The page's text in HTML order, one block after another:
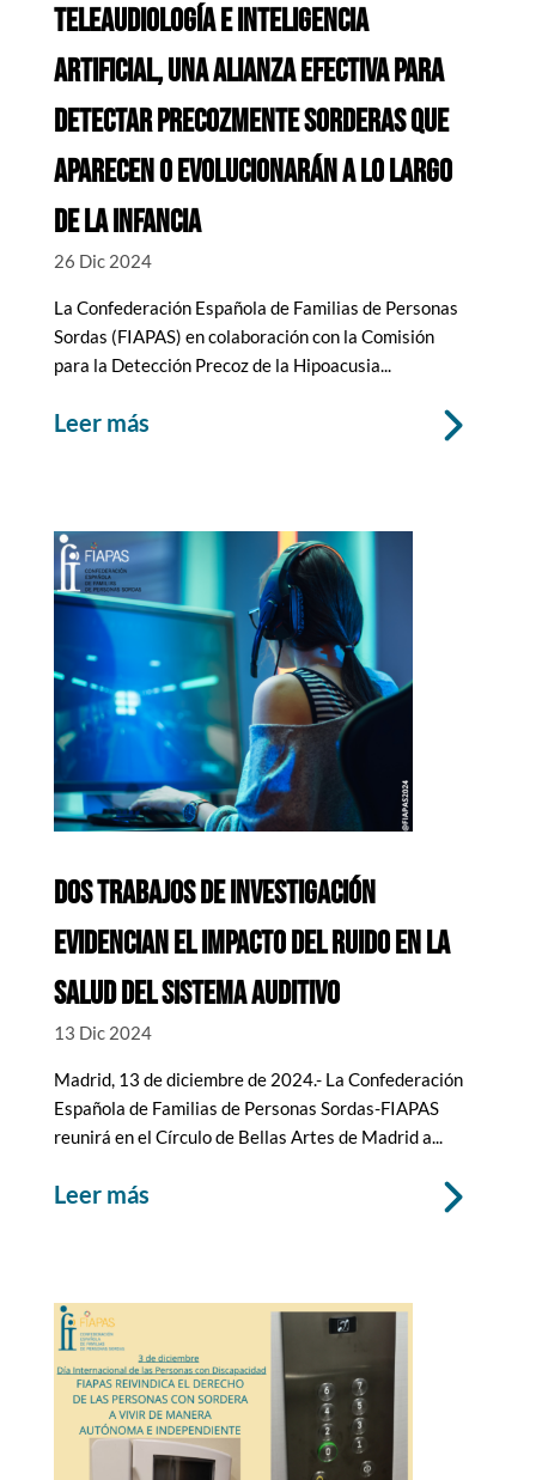
TELEAUDIOLOGÍA E INTELIGENCIA
ARTIFICIAL, UNA ALIANZA EFECTIVA PARA
DETECTAR PRECOZMENTE SORDERAS QUE
APARECEN O EVOLUCIONARÁN A LO LARGO
DE LA INFANCIA
26 Dic 2024
La Confederación Española de Familias de Personas
Sordas (FIAPAS) en colaboración con la Comisión
para la Detección Precoz de la Hipoacusia...
leer más
DOS TRABAJOS DE INVESTIGACIÓN
EVIDENCIAN EL IMPACTO DEL RUIDO EN LA
SALUD DEL SISTEMA AUDITIVO
13 Dic 2024
Madrid, 13 de diciembre de 2024.- La Confederación
Española de Familias de Personas Sordas-FIAPAS
reunirá en el Círculo de Bellas Artes de Madrid a...
leer más